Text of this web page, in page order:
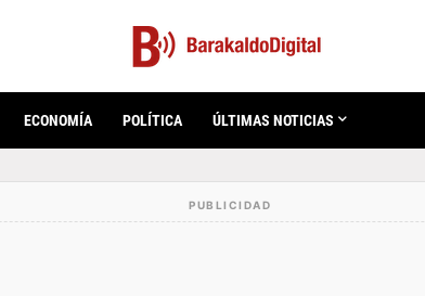
ECONOMÍA POLÍTICA ÚLTIMAS NOTICIAS